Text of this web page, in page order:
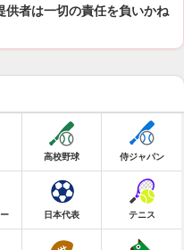
供者は一切の責任を負いかね
高校野球 侍ジャパン
日本代表 テニス